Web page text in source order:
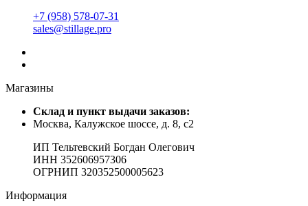
+7 (958) 578-07-31
sales@stillage.pro
Магазины
Cклад и пункт выдачи заказов:
Москва, Калужское шоссе, д. 8, с2
ИП Тельтевский Богдан Олегович
ИНН 352606957306
ОГРНИП 320352500005623
Информация